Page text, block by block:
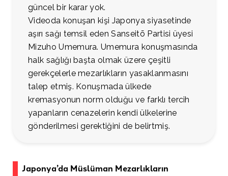
güncel bir karar yok.
Videoda konuşan kişi Japonya siyasetinde
aşırı sağı temsil eden Sanseitō Partisi üyesi
Mizuho Umemura. Umemura konuşmasında
halk sağlığı başta olmak üzere çeşitli
gerekçelerle mezarlıkların yasaklanmasını
talep etmiş. Konuşmada ülkede
kremasyonun norm olduğu ve farklı tercih
yapanların cenazelerin kendi ülkelerine
gönderilmesi gerektiğini de belirtmiş.
Japonya’da Müslüman Mezarlıkların